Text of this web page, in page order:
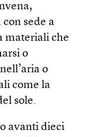
sede a
materiali che
o
o
come la
sole.
avanti dieci